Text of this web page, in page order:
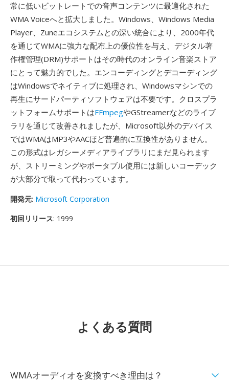
常に低いビットレートでの音声コンテンツに最適化された
WMA Voiceへと拡大しました。Windows、Windows Media
Player、Zuneエコシステムとの深い統合により、2000年代
を通じてWMAに強力な配布上の優位性を与え、デジタル著
作権管理(DRM)サポートはその時代のオンライン音楽ストア
にとって魅力的でした。エンコーディングとデコーディング
はWindowsでネイティブに処理され、Windowsマシンでの
再生にサードパーティソフトウェアは不要です。クロスプラ
ットフォームサポートはFFmpegやGStreamerなどのライブ
ラリを通じて改善されましたが、Microsoft以外のデバイス
ではWMAはMP3やAACほど普遍的に互換性がありません。
この形式はレガシーメディアライブラリにまだ見られます
が、ストリーミングやポータブル使用には新しいコーデック
が大部分で取って代わっています。
開発元: Microsoft Corporation
初回リリース: 1999
よくある質問
WMAオーディオを変換すべき理由は？